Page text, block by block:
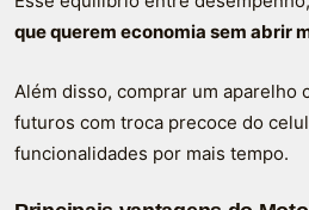
que querem economia sem abrir
Além disso, comprar um
futuros com troca precoce do
funcionalidades por mais tempo.